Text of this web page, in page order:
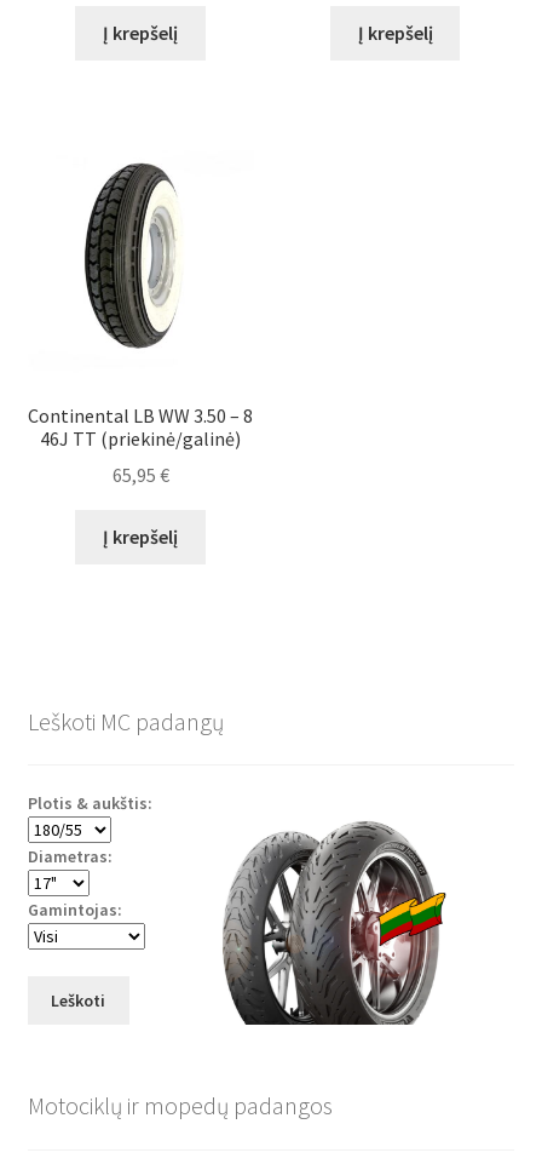
Į krepšelį Į krepšelį
Continental LB WW 3.50 – 8
46J TT (priekinė/galinė)
65,95 €
Į krepšelį
Leškoti MC padangų
Plotis & aukštis:
Diametras:
Gamintojas:
Leškoti
Motociklų ir mopedų padangos